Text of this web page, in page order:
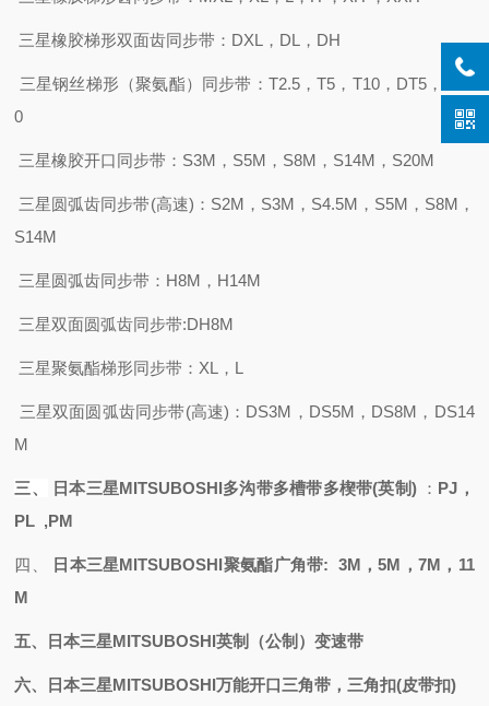
三星橡胶梯形双面齿同步带： DXL，DL，DH
三星钢丝梯形（聚氨酯）同步带： T2.5，T5，T10，DT5，DT1
0
三星橡胶开口同步带： S3M，S5M，S8M，S14M，S20M
三星圆弧齿同步带(高速)：S2M，S3M，S4.5M，S5M，S8M，
S14M
三星圆弧齿同步带： H8M，H14M
三星双面圆弧齿同步带:DH8M
三星聚氨酯梯形同步带： XL，L
三星双面圆弧齿同步带(高速)：DS3M，DS5M，DS8M，DS14
M
三、 日本三星MITSUBOSHI多沟带多槽带多楔带(英制) ： PJ，
PL ,PM
四、 日本三星MITSUBOSHI聚氨酯广角带: 3M，5M，7M，11
M
五、日本三星MITSUBOSHI英制（公制）变速带
六、日本三星MITSUBOSHI万能开口三角带，三角扣(皮带扣)